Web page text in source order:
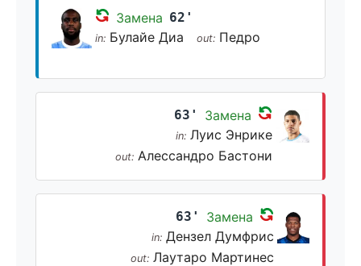
Замена 62'
in: Булайе Диа out: Педро
63' Замена
in: Луис Энрике
out: Алессандро Бастони
63' Замена
in: Дензел Думфрис
out: Лаутаро Мартинес